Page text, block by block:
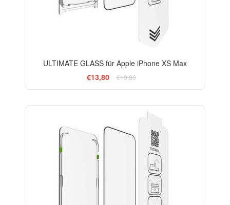
ULTIMATE GLASS für Apple iPhone XS Max
€13,80
€19,80